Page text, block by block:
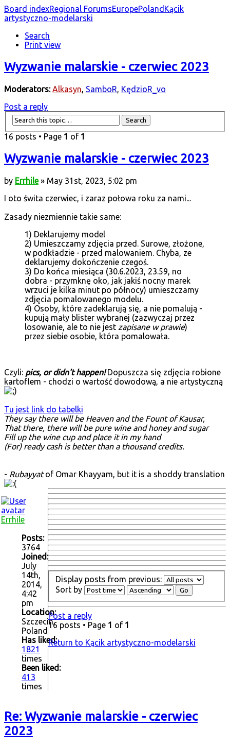
Board indexRegional ForumsEuropePoland Kącik
artystyczno-modelarski
Search
Print view
Wyzwanie malarskie - czerwiec 2023
Moderators: Alkasyn, SamboR, KędzioR_vo
Post a reply
16 posts • Page 1 of 1
Wyzwanie malarskie - czerwiec 2023
by Errhile» May 31st, 2023, 5:02 pm
I oto świta czerwiec, i zaraz połowa roku za nami...
Zasady niezmiennie takie same:
1) Deklarujemy model
2) Umieszczamy zdjęcia przed. Surowe, złożone,
w podkładzie - przed malowaniem. Chyba, ze
deklarujemy dokończenie czegoś.
3) Do końca miesiąca (30.6.2023, 23.59, no
dobra - przymknę oko, jak jakiś nocny marek
wrzuci je kilka minut po północy) umieszczamy
zdjęcia pomalowanego modelu.
4) Osoby, które zadeklarują się, a nie pomalują -
kupują mały blister wybranej (zazwyczaj przez
losowanie, ale to nie jest zapisane w prawie)
przez siebie osobie, która pomalowała.
Czyli: pics, or didn't happen!Dopuszcza się zdjęcia robione
kartoflem - chodzi o wartość dowodową, a nie artystyczną
Tu jest link do tabelki
They say there will be Heaven and the Fount of Kausar,
That there, there will be pure wine and honey and sugar
Fill up the wine cup and place it in my hand
(For) ready cash is better than a thousand credits.
- Rubayyatof Omar Khayyam, but it is a shoddy translation
Errhile
Posts:
3764
Joined:
July
14th,
2014,
4:42
pm
Location:
Szczecin,
Poland
Has liked:
1821
times
Been liked:
413
times
Re: Wyzwanie malarskie - czerwiec
2023
Display posts from previous:
Sort by
Post a reply
16 posts • Page 1 of 1
Return to Kącik artystyczno-modelarski